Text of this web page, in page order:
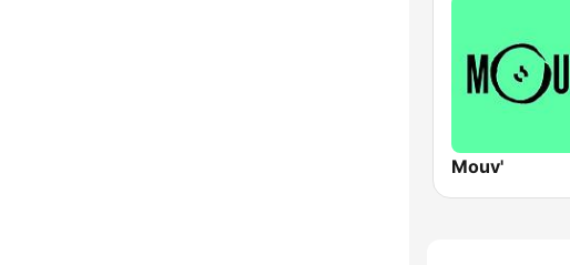
Mouv'